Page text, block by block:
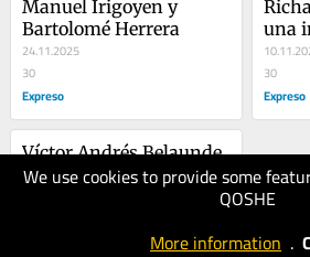
We use cookies to provide some
QOSHE
More information .
Manuel Irigoyen y
Bartolomé Herrera
24.11.2025
30
Expreso
una
30
Expreso
Víctor Andrés Belaunde,
reformista y cristiano